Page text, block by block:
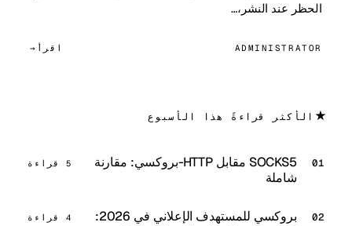
الحظر عند النشر،…
ADMINISTRATOR اقرأ
★ الأكثر قراءةً هذا الأسبوع
SOCKS5 مقابل HTTP-بروكسي: مقارنة
شاملة
5 قراءة
بروكسي للمستهدف الإعلاني في 2026:
4 قراءة